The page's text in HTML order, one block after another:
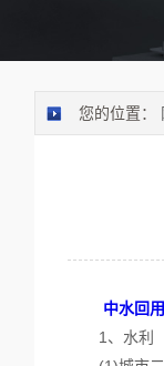
您的位置：
中水回
1、水利